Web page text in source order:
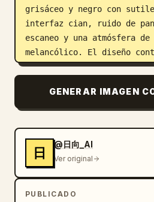
grisáceo y negro con
interfaz cian, ruido de
escaneo y una atmósfera
melancólico. El diseño
interfaz de usuario
superior izquierda con un
marca de tiempo, código
identificación superior
como 観察対象 (Objeto de
datos del sujeto, incluido
Raven y la identificación;
advertencia central
GENERAR IMAGEN
日
@日向_AI
Ver original
PUBLICADO